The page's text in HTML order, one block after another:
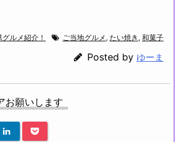
ルメ紹介！ ご当地グルメ , たい焼き , 和菓子
Posted by ゆーま
お願いします